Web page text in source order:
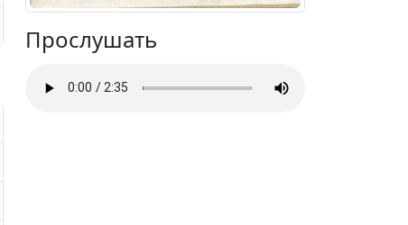
Прослушать